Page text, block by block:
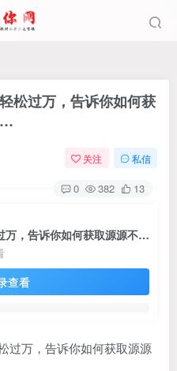
松过万，告诉你如何获
…
关注 私信
0 382 13
交通事故讲解领域，月入轻松过万，告诉你如何获取源源不断原创素材，视…
查看